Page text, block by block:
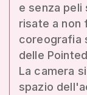
e senza peli
risate a non
coreografia
delle
La camera
spazio